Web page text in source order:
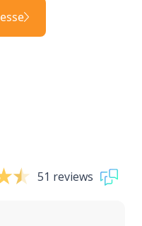
51 reviews